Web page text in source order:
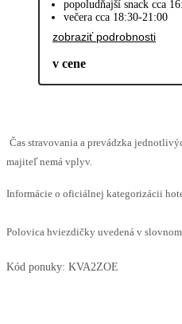
popoludňajší snack cca
večera cca 18:30-21:00
zobraziť podrobnosti
v cene
Čas stravovania a prevádzka
majiteľ nemá vplyv.
Informácie o oficiálnej kategorizácii
Polovica hviezdičky uvedená v
Kód ponuky: KVA2ZOE